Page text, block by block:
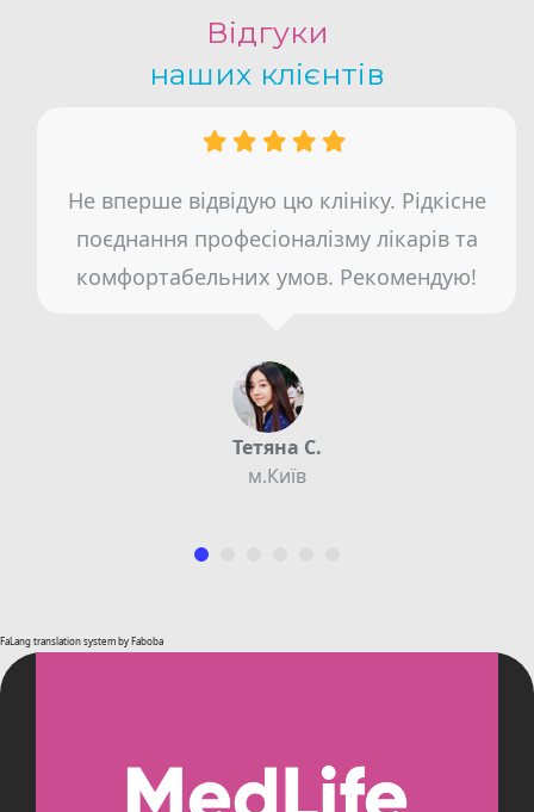
Відгуки
наших клієнтів
Не вперше відвідую цю клініку. Рідкісне
поєднання професіоналізму лікарів та
комфортабельних умов. Рекомендую!
Тетяна С.
м.Київ
FaLang translation system by Faboba